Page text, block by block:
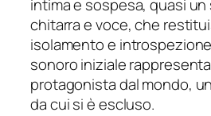
intima e sospesa, quasi
chitarra e voce, che
isolamento e
sonoro iniziale
protagonista dal mondo,
da cui si è escluso.